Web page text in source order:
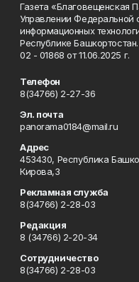
Газета «Благовещенская
Управлении Федеральной
информационных
Республике
02 - 01868 от 11.06.2025 г.
Телефон
8(34766) 2-27-36
Эл. почта
panorama0184@mail.ru
Адрес
453430, Республика
Кирова,3
Рекламная служба
8(34766) 2-28-03
Редакция
8 (34766) 2-20-34
Сотрудничество
8(34766) 2-28-03